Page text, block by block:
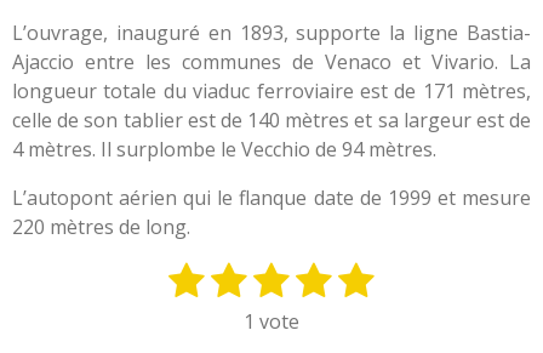
L’ouvrage, inauguré en 1893, supporte la ligne Bastia-
Ajaccio entre les communes de Venaco et Vivario. La
longueur totale du viaduc ferroviaire est de 171 mètres,
celle de son tablier est de 140 mètres et sa largeur est de
4 mètres. Il surplombe le Vecchio de 94 mètres.
L’autopont aérien qui le flanque date de 1999 et mesure
220 mètres de long.
1 2 3
é
4
é
5
1 vote